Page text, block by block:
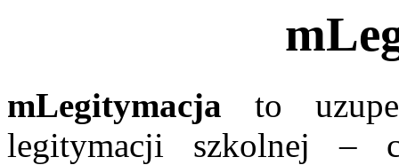
mLegitymacja to
legitymacji szkolnej –